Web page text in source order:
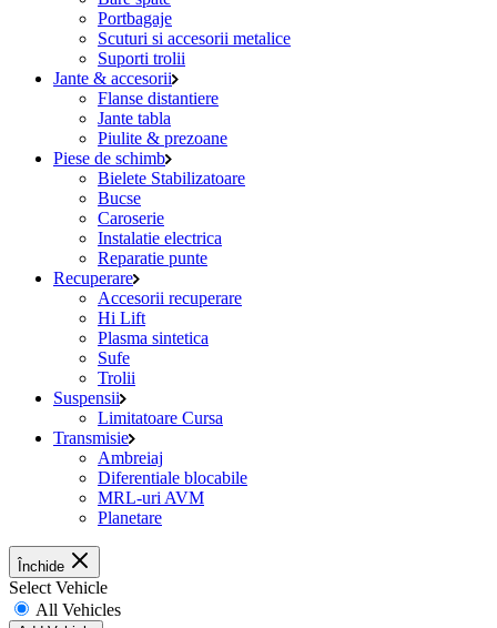
Portbagaje
Scuturi si accesorii metalice
Suporti trolii
Jante & accesorii
Flanse distantiere
Jante tabla
Piulite & prezoane
Piese de schimb
Bielete Stabilizatoare
Bucse
Caroserie
Instalatie electrica
Reparatie punte
Recuperare
Accesorii recuperare
Hi Lift
Plasma sintetica
Sufe
Trolii
Suspensii
Limitatoare Cursa
Transmisie
Ambreiaj
Diferentiale blocabile
MRL-uri AVM
Planetare
Închide
Select Vehicle
All Vehicles